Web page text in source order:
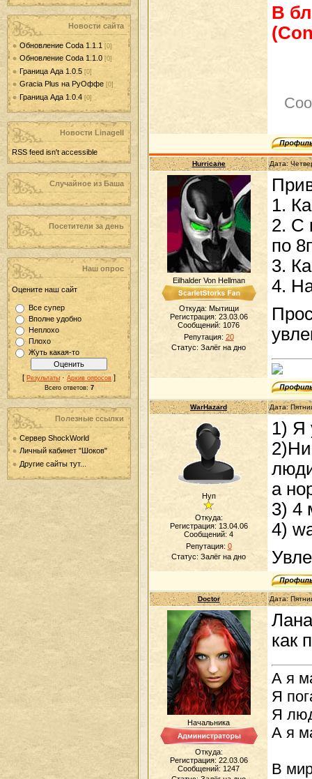
Новости сайта
Обновление Coda 1.1.1 [0]
Обновление Coda 1.1.0 [0]
Граница Ада 1.0.5 [0]
Gracia Plus на РуОффе [0]
Граница Ада 1.0.4 [0]
Новости LinageII
RSS feed isn't accessible
Случайное из Баша
Посетители за день
Наш опрос
Оцените наш сайт
Все супер
Вполне удобно
Неплохо
Плохо
Жуть какая-то
[ Результаты · Архив опросов ]
Всего ответов: 7
Полезные ссылки
Сервер ShockWorld
Личный кабинет "Шоков"
Другие сайты тут...
В
Hurricane Дата:
Eilhalder Von Hellman
Откуда: Мытищи
Регистрация: 23.03.06
Сообщений: 1076
Репутация: 20
Статус: Залёг на дно
1.
2. С
по
3.
4.
WarHazard Дата:
Нуп
Откуда:
Регистрация: 13.04.06
Сообщений: 4
Репутация: 0
Статус: Залёг на дно
1) Я
а
3) 4
4)
Doctor Дата:
Начальника
Откуда:
Регистрация: 22.03.06
Сообщений: 1247
как
А я
Я
Я
А я
В